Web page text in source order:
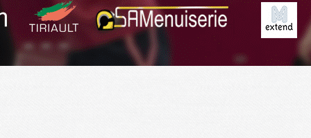
Cliquez pour éditer